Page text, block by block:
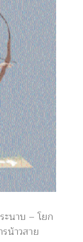
นาบ – โยก
น้าวสาย